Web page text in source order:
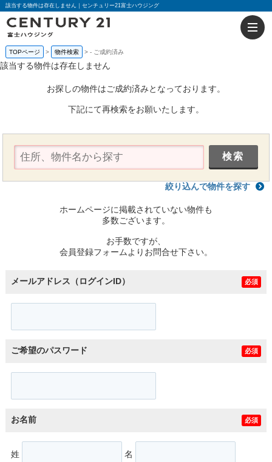
該当する物件は存在しません｜センチュリー21富士ハウジング
TOPページ 物件検索 - ご成約済み
該当する物件は存在しません
お探しの物件はご成約済みとなっております。
下記にて再検索をお願いたします。
絞り込んで物件を探す
ホームページに掲載されていない物件も
多数ございます。
お手数ですが、
会員登録フォームよりお問合せ下さい。
メールアドレス（ログインID） 必須
ご希望のパスワード 必須
お名前 必須
姓 名